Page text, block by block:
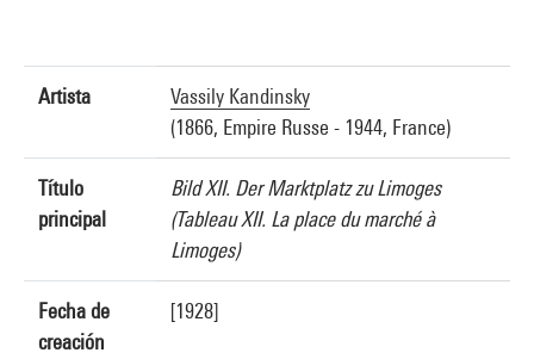
Artista
Vassily Kandinsky
(1866, Empire Russe - 1944, France)
Título
principal
Bild XII. Der Marktplatz zu Limoges
(Tableau XII. La place du marché à
Limoges)
Fecha de
creación
[1928]